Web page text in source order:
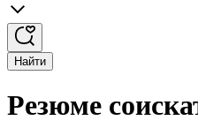
Найти
Резюме